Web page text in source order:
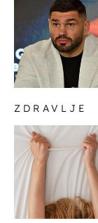
ZDRAVLJE